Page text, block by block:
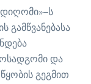
და
გეგმით